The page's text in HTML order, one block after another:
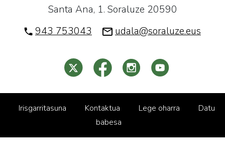
Santa Ana, 1. Soraluze 20590
943 753043
udala@soraluze.eus
Irisgarritasuna Kontaktua Lege oharra
Datu
babesa